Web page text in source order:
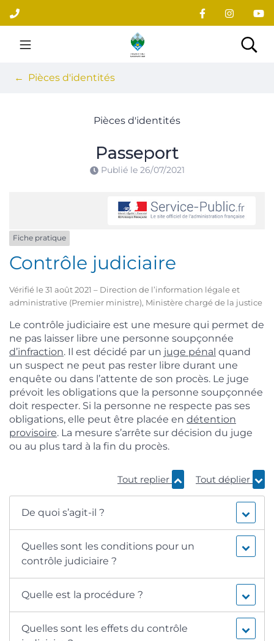
Aller
au
contenu
Site officiel du village
Pièces d'identités
Pièces d'identités
Passeport
Publié le 26/07/2021
Fiche pratique
Contrôle judiciaire
Vérifié le 31 août 2021 – Direction de l’information légale et
administrative (Premier ministre), Ministère chargé de la justice
Le contrôle judiciaire est une mesure qui permet de
ne pas laisser libre une personne soupçonnée
d’infraction. Il est décidé par un juge pénal quand
un suspect ne peut pas rester libre durant une
enquête ou dans l’attente de son procès. Le juge
prévoit les obligations que la personne soupçonnée
doit respecter. Si la personne ne respecte pas ses
obligations, elle peut être placée en détention
provisoire. La mesure s’arrête sur décision du juge
ou au plus tard à la fin du procès.
Tout replier Tout déplier
De quoi s’agit-il ?
Quelles sont les conditions pour un
contrôle judiciaire ?
Quelle est la procédure ?
Quelles sont les effets du contrôle